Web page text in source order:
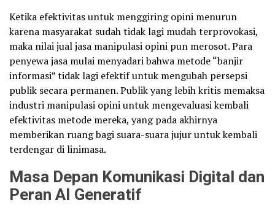
Ketika efektivitas untuk menggiring opini menurun
karena masyarakat sudah tidak lagi mudah terprovokasi,
maka nilai jual jasa manipulasi opini pun merosot. Para
penyewa jasa mulai menyadari bahwa metode “banjir
informasi” tidak lagi efektif untuk mengubah persepsi
publik secara permanen. Publik yang lebih kritis memaksa
industri manipulasi opini untuk mengevaluasi kembali
efektivitas metode mereka, yang pada akhirnya
memberikan ruang bagi suara-suara jujur untuk kembali
terdengar di linimasa.
Masa Depan Komunikasi Digital dan
Peran AI Generatif